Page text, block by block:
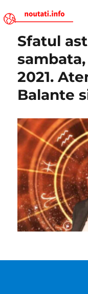
Noutati.Info
Sfatul
2021.
Balante